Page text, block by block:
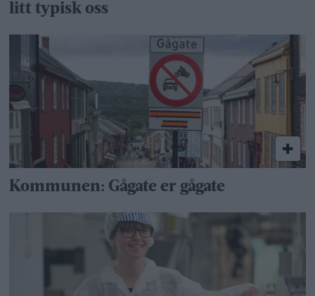
litt typisk oss
Kommunen: Gågate er gågate